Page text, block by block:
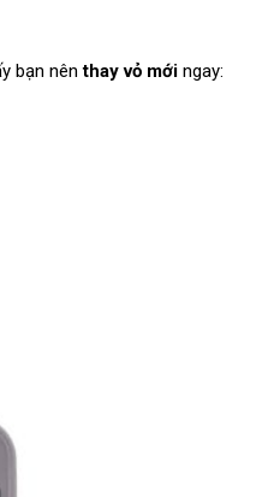
bạn nênthay vỏ mới ngay: